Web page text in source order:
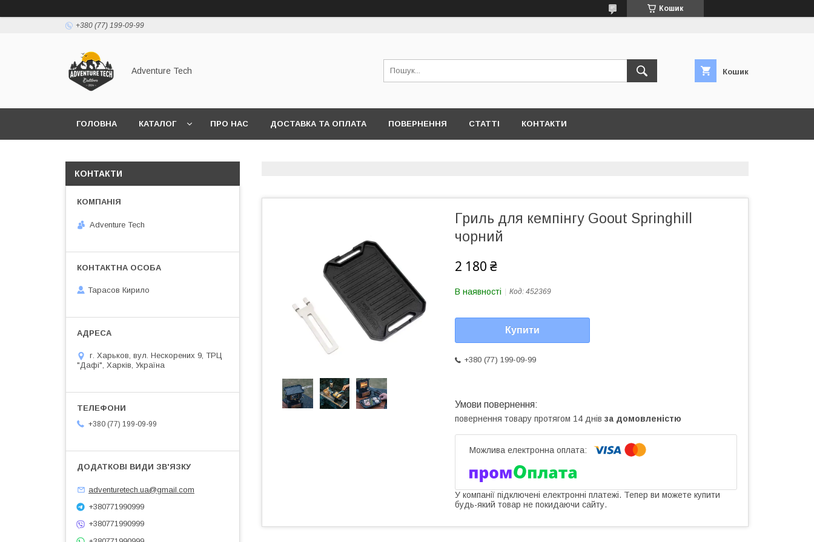
Кошик
+380 (77) 199-09-99
Adventure Tech Кошик
ГОЛОВНА КАТАЛОГ ПРО НАС ДОСТАВКА ТА ОПЛАТА ПОВЕРНЕННЯ СТАТТІ КОНТАКТИ
Гриль для кемпінгу Goout Springhill
чорний
2 180 ₴
В наявності Код: 452369
Купити
+380 (77) 199-09-99
повернення товару протягом 14 днів за домовленістю
У компанії підключені електронні платежі. Тепер ви можете купити
будь-який товар не покидаючи сайту.
КОНТАКТИ
Adventure Tech
Тарасов Кирило
г. Харьков, вул. Нескорених 9, ТРЦ
"Дафі", Харків, Україна
+380 (77) 199-09-99
adventuretech.ua@gmail.com
+380771990999
+380771990999